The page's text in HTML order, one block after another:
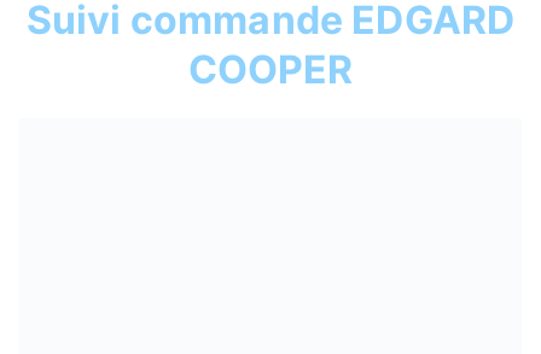
Suivi commande EDGARD
COOPER